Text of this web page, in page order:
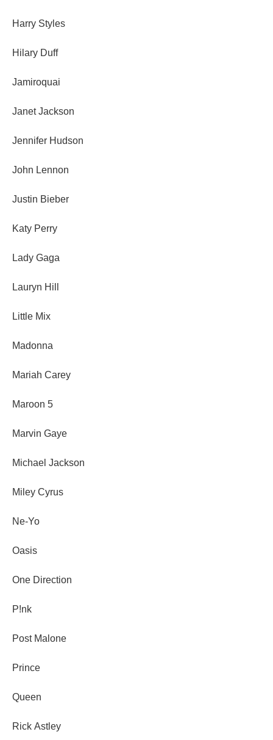
Harry Styles
Hilary Duff
Jamiroquai
Janet Jackson
Jennifer Hudson
John Lennon
Justin Bieber
Katy Perry
Lady Gaga
Lauryn Hill
Little Mix
Madonna
Mariah Carey
Maroon 5
Marvin Gaye
Michael Jackson
Miley Cyrus
Ne-Yo
Oasis
One Direction
P!nk
Post Malone
Prince
Queen
Rick Astley